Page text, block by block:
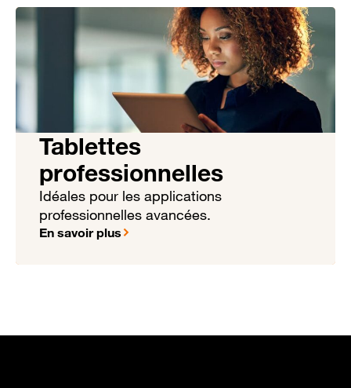
Tablettes
professionnelles
Idéales pour les applications
professionnelles avancées.
En savoir plus